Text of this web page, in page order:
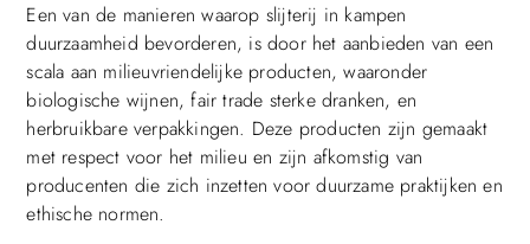
Een van de manieren waarop slijterij in kampen
duurzaamheid bevorderen, is door het aanbieden van een
scala aan milieuvriendelijke producten, waaronder
biologische wijnen, fair trade sterke dranken, en
herbruikbare verpakkingen. Deze producten zijn gemaakt
met respect voor het milieu en zijn afkomstig van
producenten die zich inzetten voor duurzame praktijken en
ethische normen.